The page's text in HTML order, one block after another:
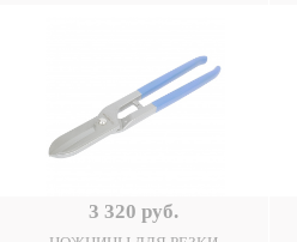
3 320 руб.